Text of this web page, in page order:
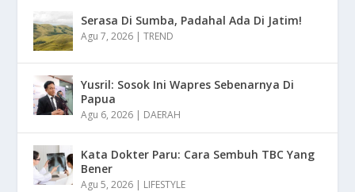
Serasa Di Sumba, Padahal Ada Di Jatim!
Agu 7, 2026 |TREND
Yusril: Sosok Ini Wapres Sebenarnya Di
Papua
Agu 6, 2026 | DAERAH
Kata Dokter Paru: Cara Sembuh TBC Yang
Bener
Agu 5, 2026 | LIFESTYLE